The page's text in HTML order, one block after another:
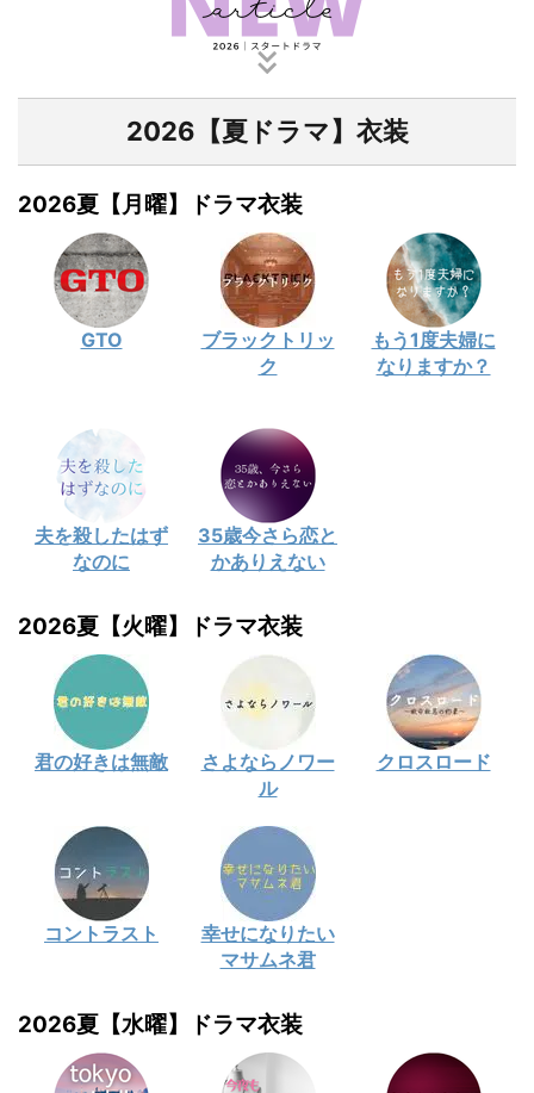
2026【夏ドラマ】衣装
2026夏【月曜】ドラマ衣装
GTO
ブラックトリッ
ク
もう1度夫婦に
なりますか？
夫を殺したはず
なのに
35歳今さら恋と
かありえない
2026夏【火曜】ドラマ衣装
君の好きは無敵
さよならノワー
ル
クロスロード
コントラスト
幸せになりたい
マサムネ君
2026夏【水曜】ドラマ衣装